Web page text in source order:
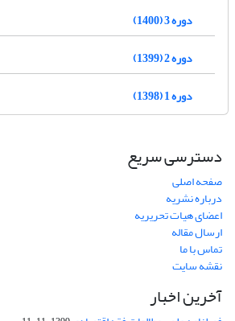
دوره 3 (1400)
دوره 2 (1399)
دوره 1 (1398)
دسترسی سریع
صفحه اصلی
درباره نشریه
اعضای هیات تحریریه
ارسال مقاله
تماس با ما
نقشه سایت
آخرین اخبار